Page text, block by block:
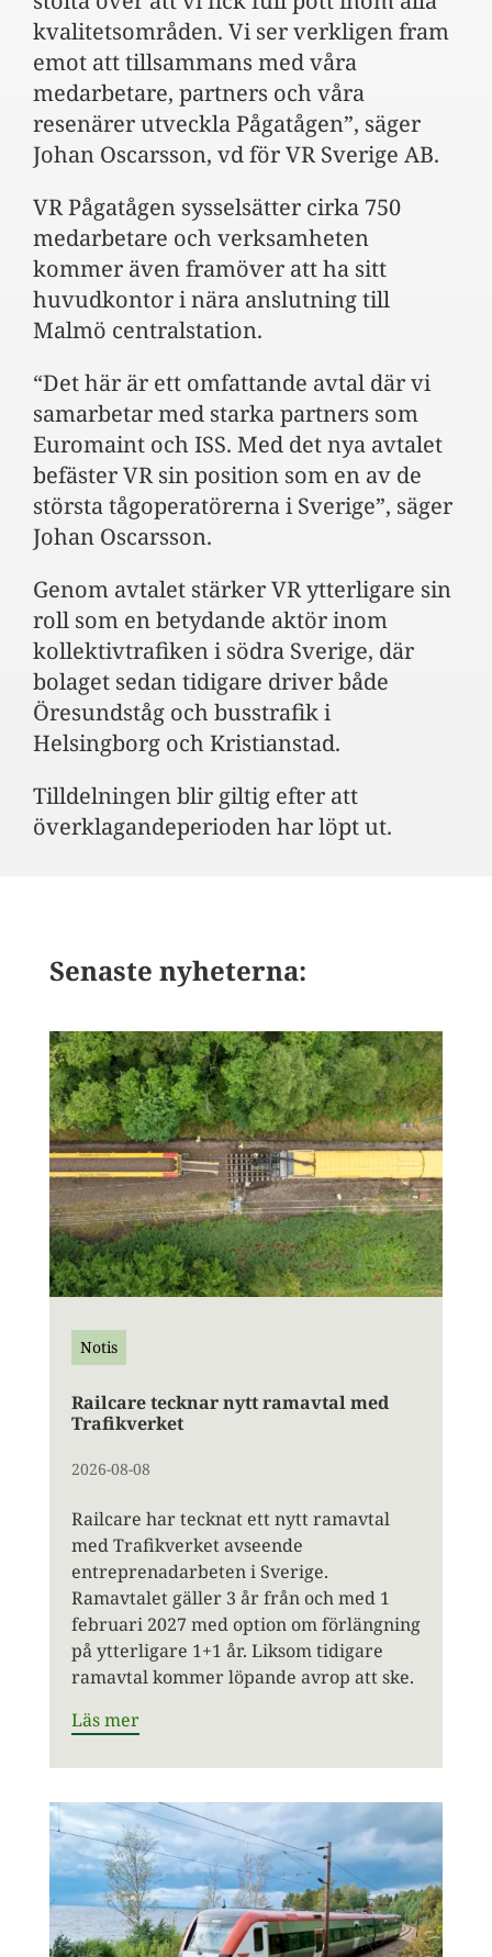
kvalitetsområden. Vi ser verkligen fram
emot att tillsammans med våra
medarbetare, partners och våra
resenärer utveckla Pågatågen”, säger
Johan Oscarsson, vd för VR Sverige AB.
VR Pågatågen sysselsätter cirka 750
medarbetare och verksamheten
kommer även framöver att ha sitt
huvudkontor i nära anslutning till
Malmö centralstation.
“Det här är ett omfattande avtal där vi
samarbetar med starka partners som
Euromaint och ISS. Med det nya avtalet
befäster VR sin position som en av de
största tågoperatörerna i Sverige”, säger
Johan Oscarsson.
Genom avtalet stärker VR ytterligare sin
roll som en betydande aktör inom
kollektivtrafiken i södra Sverige, där
bolaget sedan tidigare driver både
Öresundståg och busstrafik i
Helsingborg och Kristianstad.
Tilldelningen blir giltig efter att
överklagandeperioden har löpt ut.
Senaste nyheterna:
Notis
Railcare tecknar nytt ramavtal med
Trafikverket
2026-08-08
Railcare har tecknat ett nytt ramavtal
med Trafikverket avseende
entreprenadarbeten i Sverige.
Ramavtalet gäller 3 år från och med 1
februari 2027 med option om förlängning
på ytterligare 1+1 år. Liksom tidigare
ramavtal kommer löpande avrop att ske.
Läs mer